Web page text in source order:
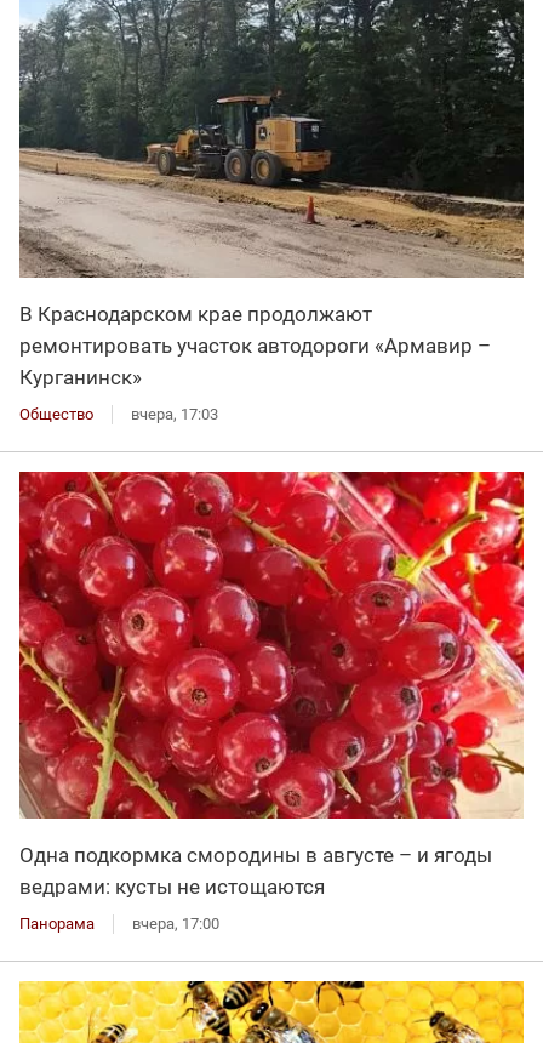
В Краснодарском крае продолжают
ремонтировать участок автодороги «Армавир –
Курганинск»
Общество вчера, 17:03
Одна подкормка смородины в августе – и ягоды
ведрами: кусты не истощаются
Панорама вчера, 17:00